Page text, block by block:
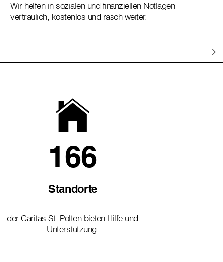
Wir helfen in sozialen und finanziellen Notlagen
vertraulich, kostenlos und rasch weiter.
166
Standorte
der Caritas St. Pölten bieten Hilfe und
Unterstützung.